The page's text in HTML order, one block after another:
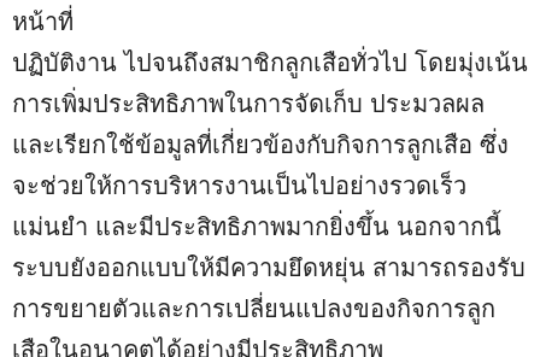
หน้าที่
ปฏิบัติงาน ไปจนถึงสมาชิกลูกเสือทั่วไป โดยมุ่งเน้น
การเพิ่มประสิทธิภาพในการจัดเก็บ ประมวลผล
และเรียกใช้ข้อมูลที่เกี่ยวข้องกับกิจการลูกเสือ ซึ่ง
จะช่วยให้การบริหารงานเป็นไปอย่างรวดเร็ว
แม่นยำ และมีประสิทธิภาพมากยิ่งขึ้น นอกจากนี้
ระบบยังออกแบบให้มีความยึดหยุ่น สามารถรองรับ
การขยายตัวและการเปลี่ยนแปลงของกิจการลูก
เสือในอนาคตได้อย่างมีประสิทธิภาพ